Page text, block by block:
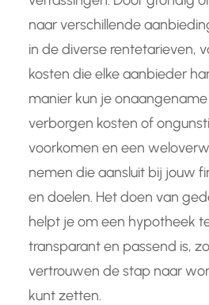
naar verschillende
in de diverse rentetarieven,
kosten die elke aanbieder
manier kun je
verborgen kosten of
voorkomen en een
nemen die aansluit bij jouw
en doelen. Het doen van
helpt je om een hypotheek
transparant en passend is,
vertrouwen de stap naar
kunt zetten.